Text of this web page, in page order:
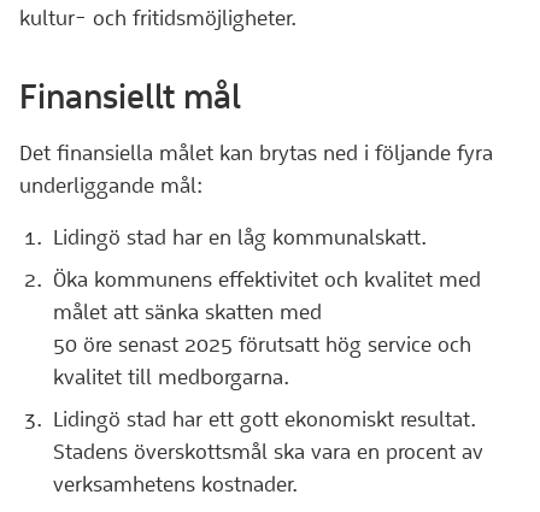
kultur- och fritidsmöjligheter.
Finansiellt mål
Det finansiella målet kan brytas ned i följande fyra
underliggande mål:
Lidingö stad har en låg kommunalskatt.
Öka kommunens effektivitet och kvalitet med
målet att sänka skatten med
50 öre senast 2025 förutsatt hög service och
kvalitet till medborgarna.
Lidingö stad har ett gott ekonomiskt resultat.
Stadens överskottsmål ska vara en procent av
verksamhetens kostnader.